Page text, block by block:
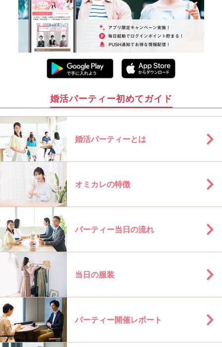
婚活パーティー初めてガイド
婚活パーティーとは
オミカレの特徴
パーティー当日の流れ
当日の服装
パーティー開催レポート